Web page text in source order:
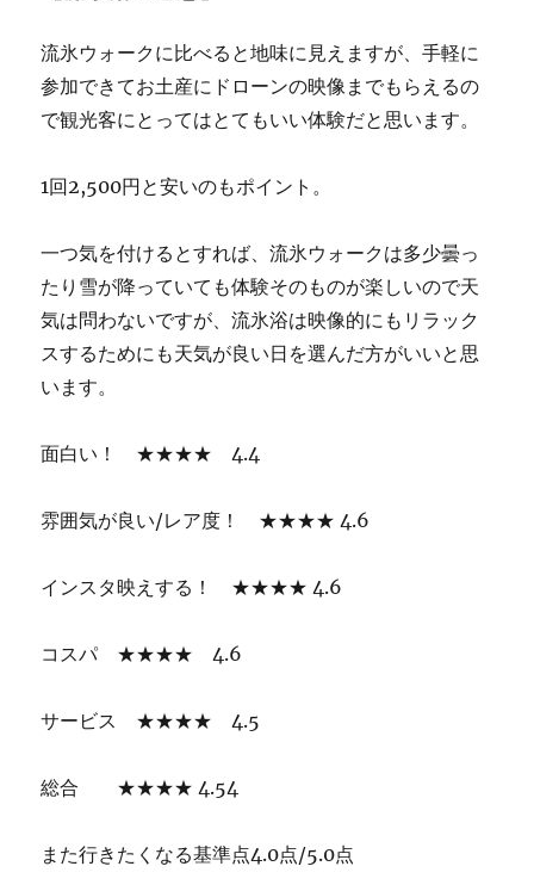
流氷ウォークに比べると地味に見えますが、手軽に
参加できてお土産にドローンの映像までもらえるの
で観光客にとってはとてもいい体験だと思います。
1回2,500円と安いのもポイント。
一つ気を付けるとすれば、流氷ウォークは多少曇っ
たり雪が降っていても体験そのものが楽しいので天
気は問わないですが、流氷浴は映像的にもリラック
スするためにも天気が良い日を選んだ方がいいと思
います。
面白い！ ★★★★ 4.4
雰囲気が良い/レア度！ ★★★★ 4.6
インスタ映えする！ ★★★★ 4.6
コスパ ★★★★ 4.6
サービス ★★★★ 4.5
総合 ★★★★ 4.54
また行きたくなる基準点4.0点/5.0点